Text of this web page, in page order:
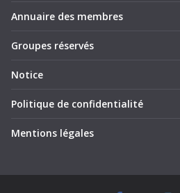
Annuaire des membres
Groupes réservés
Notice
Politique de confidentialité
Mentions légales